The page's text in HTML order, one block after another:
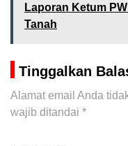
Laporan Ketum
Tanah
Tinggalkan
Alamat email Anda
wajib ditandai *